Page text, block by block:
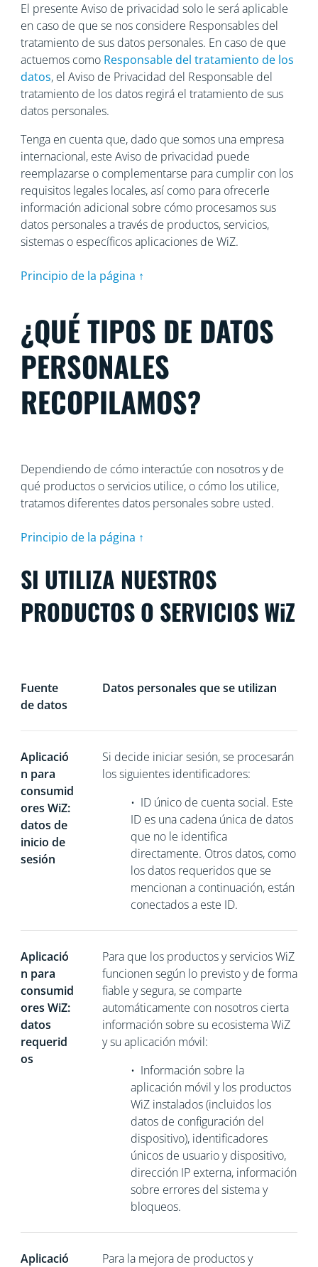
El presente Aviso de privacidad solo le será aplicable
en caso de que se nos considere Responsables del
tratamiento de sus datos personales. En caso de que
actuemos como Responsable del tratamiento de los
datos, el Aviso de Privacidad del Responsable del
tratamiento de los datos regirá el tratamiento de sus
datos personales.
Tenga en cuenta que, dado que somos una empresa
internacional, este Aviso de privacidad puede
reemplazarse o complementarse para cumplir con los
requisitos legales locales, así como para ofrecerle
información adicional sobre cómo procesamos sus
datos personales a través de productos, servicios,
sistemas o específicos aplicaciones de WiZ.
Principio de la página ↑
¿QUÉ TIPOS DE DATOS
PERSONALES
RECOPILAMOS?
Dependiendo de cómo interactúe con nosotros y de
qué productos o servicios utilice, o cómo los utilice,
tratamos diferentes datos personales sobre usted.
Principio de la página ↑
SI UTILIZA NUESTROS
PRODUCTOS O SERVICIOS WiZ
Fuente
de datos
Datos personales que se utilizan
Aplicació
n para
consumid
ores WiZ:
datos de
inicio de
sesión
Si decide iniciar sesión, se procesarán
los siguientes identificadores:
• ID único de cuenta social. Este
ID es una cadena única de datos
que no le identifica
directamente. Otros datos, como
los datos requeridos que se
mencionan a continuación, están
conectados a este ID.
Aplicació
n para
consumid
ores WiZ:
datos
requerid
os
Para que los productos y servicios WiZ
funcionen según lo previsto y de forma
fiable y segura, se comparte
automáticamente con nosotros cierta
información sobre su ecosistema WiZ
y su aplicación móvil:
• Información sobre la
aplicación móvil y los productos
WiZ instalados (incluidos los
datos de configuración del
dispositivo), identificadores
únicos de usuario y dispositivo,
dirección IP externa, información
sobre errores del sistema y
bloqueos.
Aplicació
Para la mejora de productos y